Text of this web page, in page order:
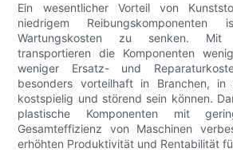
Ein wesentlicher Vorteil von
niedrigem
Wartungskosten zu senken. Mit
transportieren die Komponenten
weniger Ersatz- und
besonders vorteilhaft in Branchen, in
kostspielig und störend sein können.
plastische Komponenten mit
Gesamteffizienz von Maschinen
erhöhten Produktivität und Rentabilität